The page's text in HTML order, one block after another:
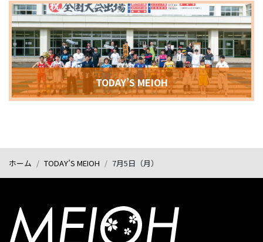
TODAY’S MEIOH
ホーム TODAY’S MEIOH 7月5日（月）